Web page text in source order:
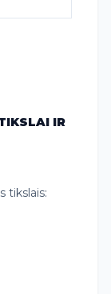
IR
tikslais: